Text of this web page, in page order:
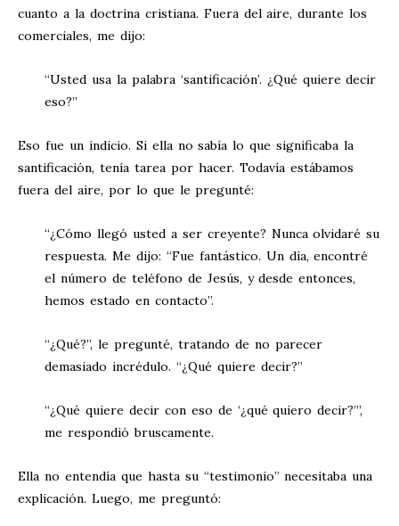
cuanto a la doctrina cristiana. Fuera del aire, durante los
comerciales, me dijo:
“Usted usa la palabra ‘santificación’. ¿Qué quiere decir
eso?”
Eso fue un indicio. Si ella no sabía lo que significaba la
santificación, tenía tarea por hacer. Todavía estábamos
fuera del aire, por lo que le pregunté:
“¿Cómo llegó usted a ser creyente? Nunca olvidaré su
respuesta. Me dijo: “Fue fantástico. Un día, encontré
el número de teléfono de Jesús, y desde entonces,
hemos estado en contacto”.
“¿Qué?”, le pregunté, tratando de no parecer
demasiado incrédulo. “¿Qué quiere decir?”
“¿Qué quiere decir con eso de ‘¿qué quiero decir?’”,
me respondió bruscamente.
Ella no entendía que hasta su “testimonio” necesitaba una
explicación. Luego, me preguntó: